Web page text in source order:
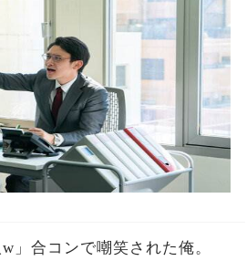
たがなぜ平社員なの？」→そ
営業部長の顔が真っ青に…
」合コンで嘲笑された俺。